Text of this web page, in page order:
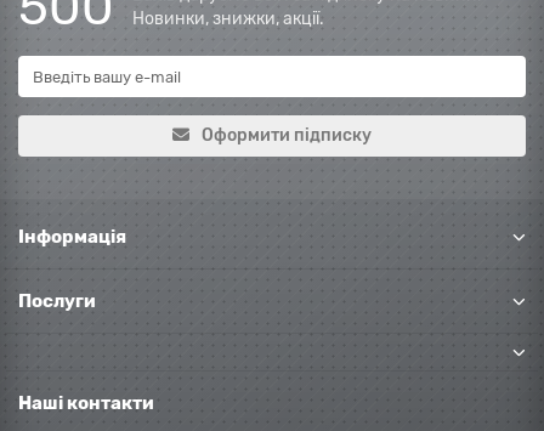
Новинки, знижки, акції.
Оформити підписку
Інформація
Послуги
Наші контакти